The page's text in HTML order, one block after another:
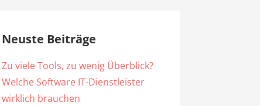
Neuste Beiträge
Zu viele Tools, zu wenig Überblick?
Welche Software IT-Dienstleister
wirklich brauchen